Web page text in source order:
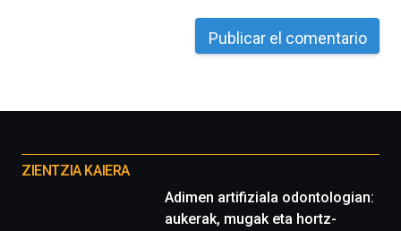
proyectos
ZIENTZIA KAIERA
Adimen artifiziala odontologian:
aukerak, mugak eta hortz-